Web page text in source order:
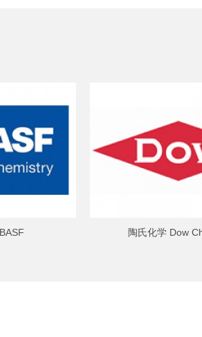
陶氏化学 Dow